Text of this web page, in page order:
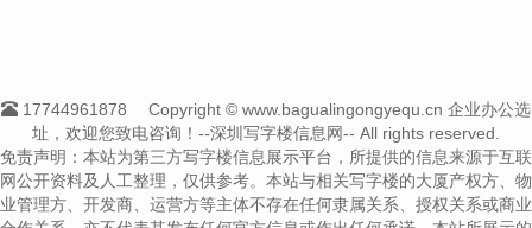
17744961878
Copyright © www.bagualingongyequ.cn 企业办公选
址，欢迎您致电咨询！--深圳写字楼信息网-- All rights reserved.
免责声明：本站为第三方写字楼信息展示平台，所提供的信息来源于互联
网公开资料及人工整理，仅供参考。本站与相关写字楼的大厦产权方、物
业管理方、开发商、运营方等主体不存在任何隶属关系、授权关系或商业